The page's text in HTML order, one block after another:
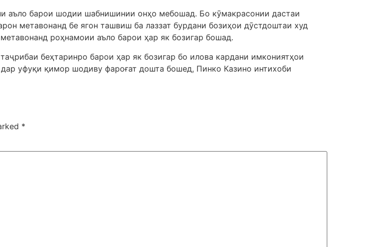
аъло барои шодии шабнишинии онҳо мебошад. Бо кӯмакрасонии дастаи
метавонанд бе ягон ташвиш ба лаззат бурдани бозиҳои дӯстдоштаи худ
роҳнамоии аъло барои ҳар як бозигар бошад.
беҳтаринро барои ҳар як бозигар бо илова кардани имкониятҳои
уфуқи қимор шодиву фароғат дошта бошед, Пинко Казино интихоби
*